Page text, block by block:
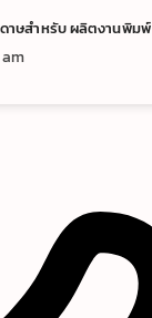
าษสำหรับ ผลิตงานพิมพ์
am